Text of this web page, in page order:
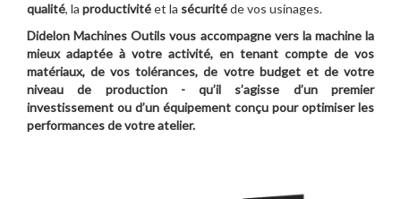
qualité, la productivitéet la sécuritéde vos usinages.
Didelon Machines Outils vous accompagne vers la machine la
mieux adaptée à votre activité, en tenant compte de vos
matériaux, de vos tolérances, de votre budget et de votre
niveau de production - qu’il s’agisse d’un premier
investissement ou d’un équipement conçu pour optimiser les
performances de votre atelier.